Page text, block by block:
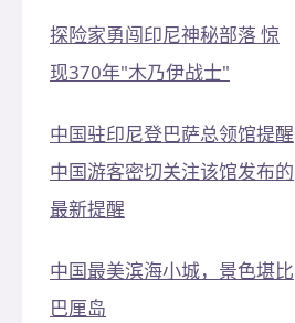
探险家勇闯印尼神秘部落 惊
现370年"木乃伊战士"
中国驻印尼登巴萨总领馆提醒
中国游客密切关注该馆发布的
最新提醒
中国最美滨海小城，景色堪比
巴厘岛